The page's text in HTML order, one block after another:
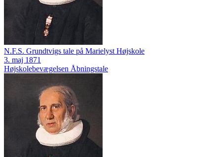
N.F.S. Grundtvigs tale på Marielyst Højskole
3. maj 1871
Højskolebevægelsen Åbningstale